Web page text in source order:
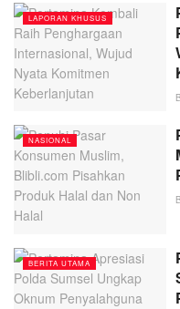
LAPORAN KHUSUS
NASIONAL
BERITA UTAMA